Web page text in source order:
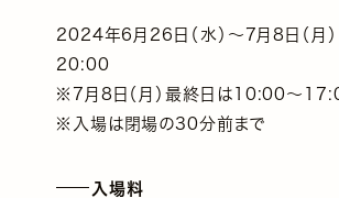
2024年6月26日（水）～7月8日（月
20:00
※7月8日（月）最終日は10:00～
※入場は閉場の30分前まで
入場料